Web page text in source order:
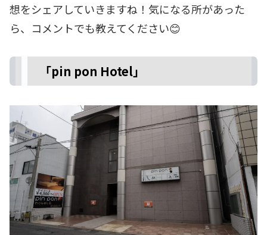
想をシェアしていきますね！気になる所があった
ら、コメントでも教えてください😊
「pin pon Hotel」